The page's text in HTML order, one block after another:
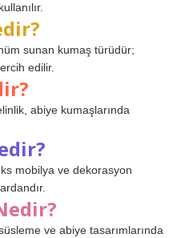
sunan kumaş türüdür;
edilir.
abiye kumaşlarında
mobilya ve dekorasyon
ve abiye tasarımlarında